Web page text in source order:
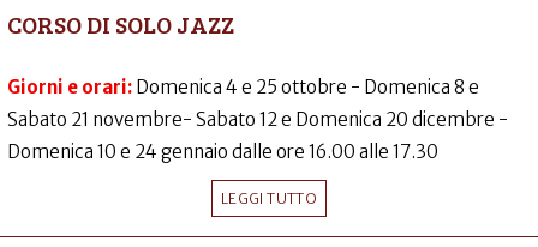
CORSO DI SOLO JAZZ
Giorni e orari: Domenica 4 e 25 ottobre - Domenica 8 e
Sabato 21 novembre- Sabato 12 e Domenica 20 dicembre -
Domenica 10 e 24 gennaio dalle ore 16.00 alle 17.30
LEGGI TUTTO